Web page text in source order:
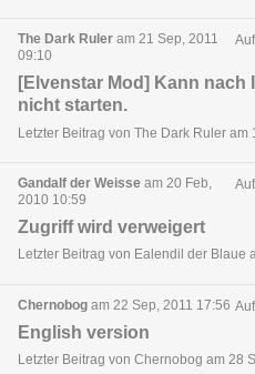
The Dark Ruler am 21 Sep, 2011
09:10
[Elvenstar Mod] Kann nach
nicht starten.
Letzter Beitrag von The Dark Ruler am
Gandalf der Weisse am 20 Feb,
2010 10:59
Zugriff wird verweigert
Letzter Beitrag von Ealendil der Blaue
Chernobog am 22 Sep, 2011 17:56
English version
Letzter Beitrag von Chernobog am 28